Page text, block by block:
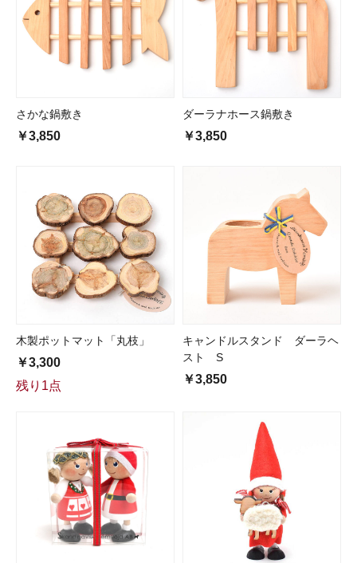
さかな鍋敷き
￥3,850
ダーラナホース鍋敷き
￥3,850
木製ポットマット「丸枝」
￥3,300
残り1点
キャンドルスタンド ダーラヘ
スト S
￥3,850